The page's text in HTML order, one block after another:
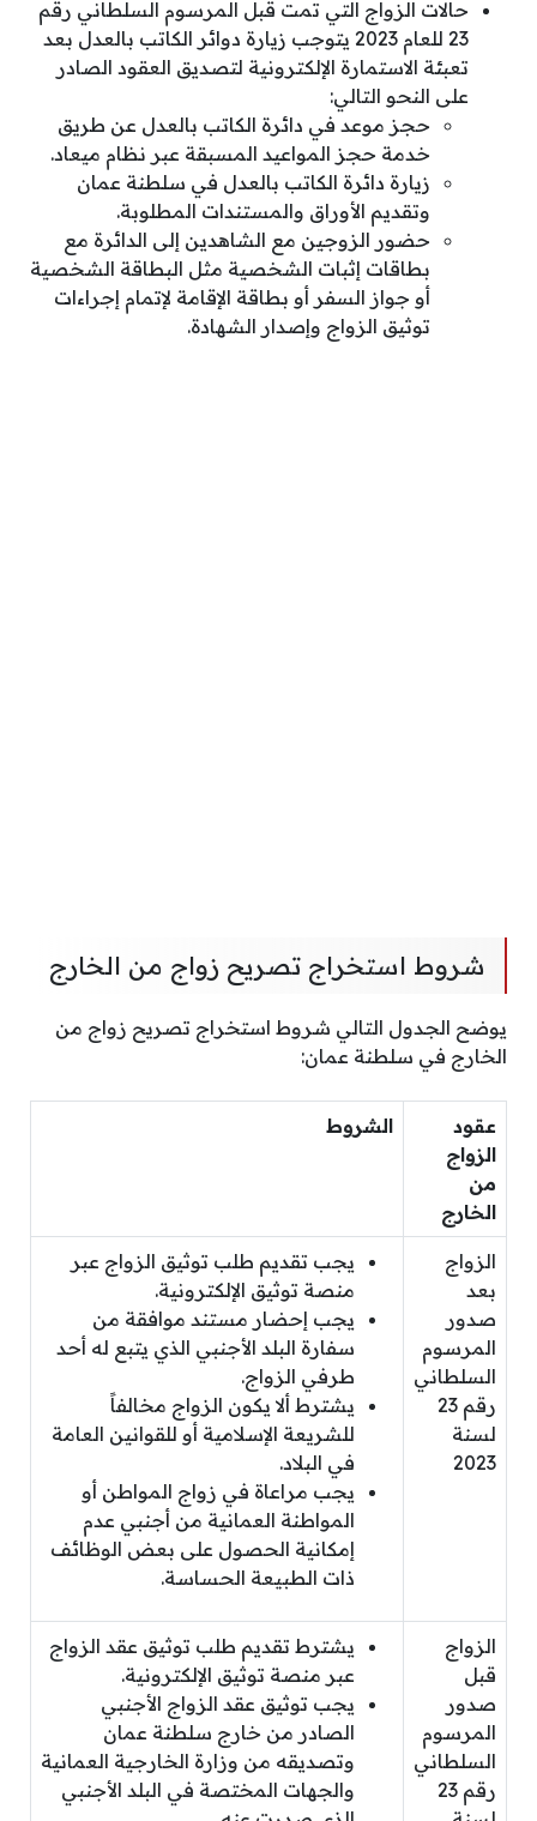
حالات الزواج التي تمت قبل المرسوم السلطاني رقم
23 للعام 2023 يتوجب زيارة دوائر الكاتب بالعدل بعد
تعبئة الاستمارة الإلكترونية لتصديق العقود الصادر
على النحو التالي:
حجز موعد في دائرة الكاتب بالعدل عن طريق
خدمة حجز المواعيد المسبقة عبر نظام ميعاد.
زيارة دائرة الكاتب بالعدل في سلطنة عمان
وتقديم الأوراق والمستندات المطلوبة.
حضور الزوجين مع الشاهدين إلى الدائرة مع
بطاقات إثبات الشخصية مثل البطاقة الشخصية
أو جواز السفر أو بطاقة الإقامة لإتمام إجراءات
توثيق الزواج وإصدار الشهادة.
شروط استخراج تصريح زواج من الخارج
يوضح الجدول التالي شروط استخراج تصريح زواج من
الخارج في سلطنة عمان:
عقود
الزواج
من
الخارج
الشروط
الزواج
بعد
صدور
المرسوم
السلطاني
رقم 23
لسنة
2023
يجب تقديم طلب توثيق الزواج عبر
منصة توثيق الإلكترونية.
يجب إحضار مستند موافقة من
سفارة البلد الأجنبي الذي يتبع له أحد
طرفي الزواج.
يشترط ألا يكون الزواج مخالفاً
للشريعة الإسلامية أو للقوانين العامة
في البلاد.
يجب مراعاة في زواج المواطن أو
المواطنة العمانية من أجنبي عدم
إمكانية الحصول على بعض الوظائف
ذات الطبيعة الحساسة.
الزواج
قبل
صدور
المرسوم
السلطاني
رقم 23
يشترط تقديم طلب توثيق عقد الزواج
عبر منصة توثيق الإلكترونية.
يجب توثيق عقد الزواج الأجنبي
الصادر من خارج سلطنة عمان
وتصديقه من وزارة الخارجية العمانية
والجهات المختصة في البلد الأجنبي